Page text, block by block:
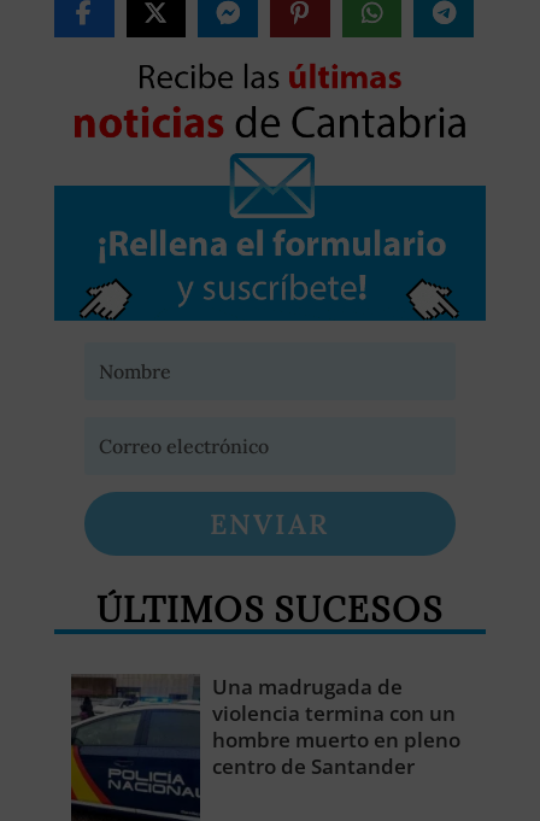
ENVIAR
ÚLTIMOS SUCESOS
Una madrugada de
violencia termina con un
hombre muerto en pleno
centro de Santander